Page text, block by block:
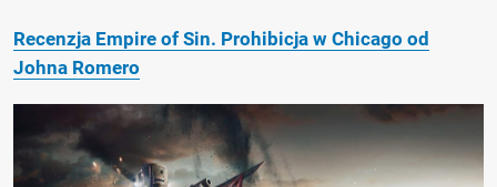
Recenzja Empire of Sin. Prohibicja w Chicago od
Johna Romero